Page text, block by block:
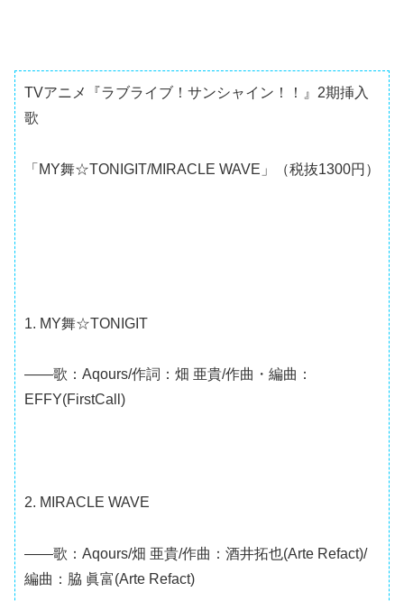
TVアニメ『ラブライブ！サンシャイン！！』2期挿入
歌
「MY舞☆TONIGIT/MIRACLE WAVE」（税抜1300円）
1. MY舞☆TONIGIT
――歌：Aqours/作詞：畑 亜貴/作曲・編曲：
EFFY(FirstCall)
2. MIRACLE WAVE
――歌：Aqours/畑 亜貴/作曲：酒井拓也(Arte Refact)/
編曲：脇 眞富(Arte Refact)